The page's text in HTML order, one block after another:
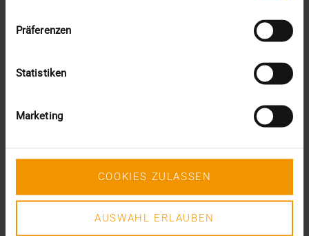
Präferenzen
Statistiken
Marketing
COOKIES ZULASSEN
AUSWAHL ERLAUBEN